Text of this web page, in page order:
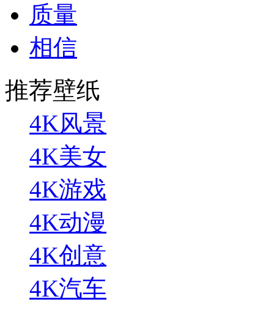
质量
相信
推荐壁纸
4K风景
4K美女
4K游戏
4K动漫
4K创意
4K汽车